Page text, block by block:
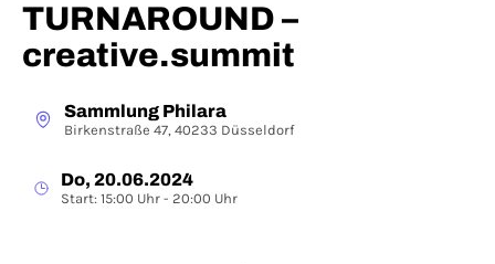
TURNAROUND –
creative.summit
Sammlung Philara
Birkenstraße 47, 40233 Düsseldorf
Do, 20.06.2024
Start: 15:00 Uhr - 20:00 Uhr